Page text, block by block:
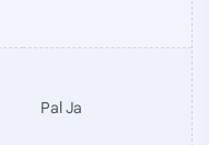
Pal Ja